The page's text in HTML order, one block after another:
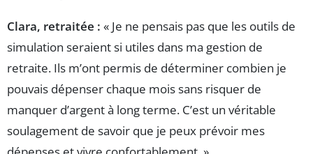
Clara, retraitée : « Je ne pensais pas que les outils de
simulation seraient si utiles dans ma gestion de
retraite. Ils m’ont permis de déterminer combien je
pouvais dépenser chaque mois sans risquer de
manquer d’argent à long terme. C’est un véritable
soulagement de savoir que je peux prévoir mes